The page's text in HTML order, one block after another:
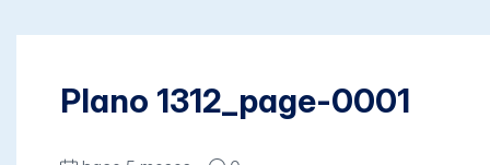
Plano 1312_page-0001